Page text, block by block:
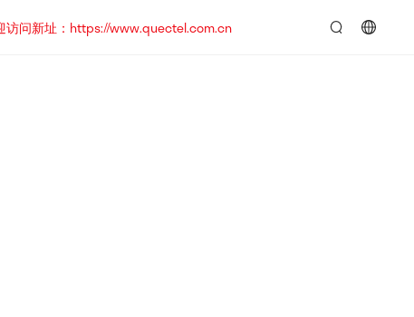
访问新址：https://www.quectel.com.cn